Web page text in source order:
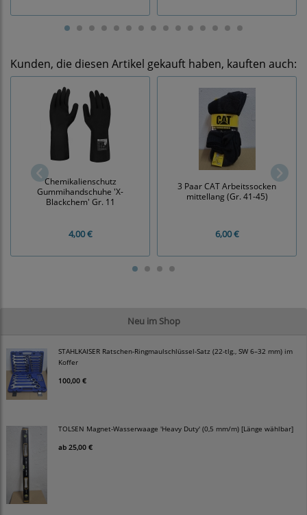
Neu im Shop
STAHLKAISER Ratschen-Ringmaulschlüssel-Satz (22-tlg., SW 6–32 mm) im
Koffer
100,00 €
TOLSEN Magnet-Wasserwaage 'Heavy Duty' (0,5 mm/m) [Länge wählbar]
ab 25,00 €
Kunden, die diesen Artikel gekauft haben, kauften auch:
Chemikalienschutz
Gummihandschuhe 'X-
Blackchem' Gr. 11
4,00 €
3 Paar CAT Arbeitssocken
mittellang (Gr. 41-45)
6,00 €